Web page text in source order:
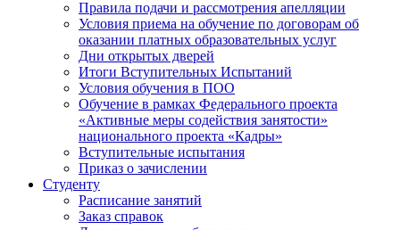
Правила подачи и рассмотрения апелляции
Условия приема на обучение по договорам об
оказании платных образовательных услуг
Дни открытых дверей
Итоги Вступительных Испытаний
Условия обучения в ПОО
Обучение в рамках Федерального проекта
«Активные меры содействия занятости»
национального проекта «Кадры»
Вступительные испытания
Приказ о зачислении
Студенту
Расписание занятий
Заказ справок